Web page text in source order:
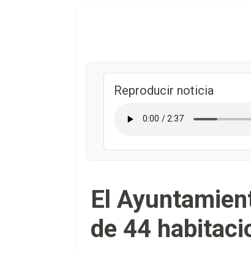
Reproducir noticia
El
de 44